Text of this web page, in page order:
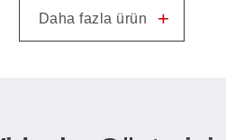
Daha fazla ürün +